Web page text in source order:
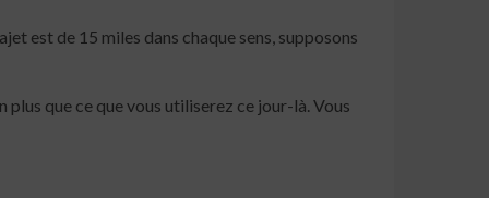
est de 15 miles dans chaque sens, supposons
que ce que vous utiliserez ce jour-là. Vous